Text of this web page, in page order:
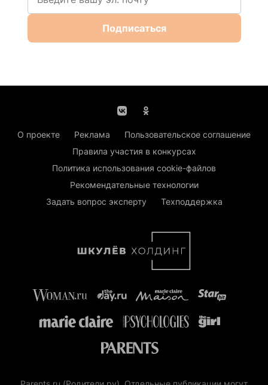
Подписаться
О проекте Реклама
Пользовательское соглашение
Правила участия в конкурсах
Политика использования cookie-файлов
Рекомендательные технологии
Задать вопрос эксперту
Техподдержка